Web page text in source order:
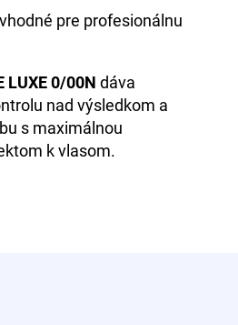
pre profesionálnu
LUXE 0/00N dáva
nad výsledkom a
s maximálnou
k vlasom.